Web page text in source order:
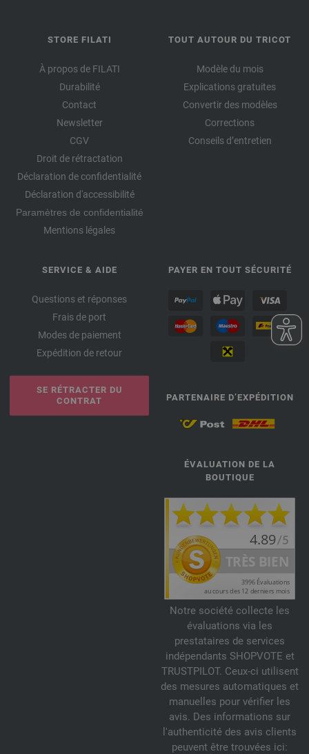
STORE FILATI
À propos de FILATI
Durabilité
Contact
Newsletter
CGV
Droit de rétractation
Déclaration de confidentialité
Déclaration d'accessibilité
Paramètres de confidentialité
Mentions légales
TOUT AUTOUR DU TRICOT
Modèle du mois
Explications gratuites
Convertir des modèles
Corrections
Conseils d’entretien
SERVICE & AIDE
Questions et réponses
Frais de port
Modes de paiement
Expédition de retour
SE RÉTRACTER DU
CONTRAT
PAYER EN TOUT SÉCURITÉ
PARTENAIRE D’EXPÉDITION
ÉVALUATION DE LA
BOUTIQUE
Notre société collecte les
évaluations via les
prestataires de services
indépendants SHOPVOTE et
TRUSTPILOT. Ceux-ci utilisent
des mesures automatiques et
manuelles pour vérifier les
avis. Des informations sur
l'authenticité des avis clients
peuvent être trouvées ici: